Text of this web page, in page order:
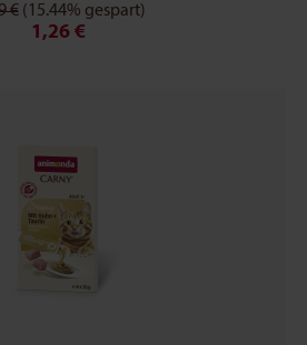
€ (15.44% gespart)
1,26 €